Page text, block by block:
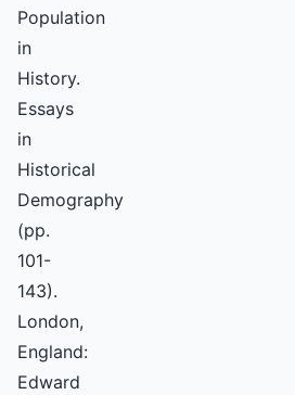
Population
in
History.
Essays
in
Historical
Demography
(pp.
101-
143).
London,
England:
Edward